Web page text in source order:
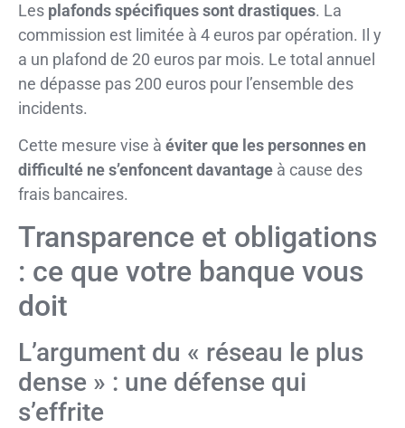
Les plafonds spécifiques sont drastiques. La
commission est limitée à 4 euros par opération. Il y
a un plafond de 20 euros par mois. Le total annuel
ne dépasse pas 200 euros pour l’ensemble des
incidents.
Cette mesure vise à éviter que les personnes en
difficulté ne s’enfoncent davantage à cause des
frais bancaires.
Transparence et obligations
: ce que votre banque vous
doit
L’argument du « réseau le plus
dense » : une défense qui
s’effrite